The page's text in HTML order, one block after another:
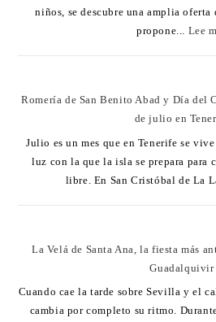
niños, se descubre una amplia
propone... Lee
Romería de San Benito Abad y Día del
de julio en
Julio es un mes que en Tenerife se
luz con la que la isla se prepara para
libre. En San Cristóbal de La
La Velá de Santa Ana, la fiesta más
Guadalquivir
Cuando cae la tarde sobre Sevilla y el
cambia por completo su ritmo.